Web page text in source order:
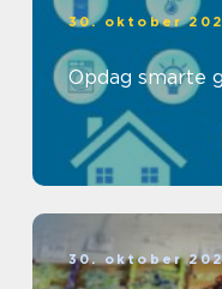
30. oktober
Opdag smarte
30. oktober